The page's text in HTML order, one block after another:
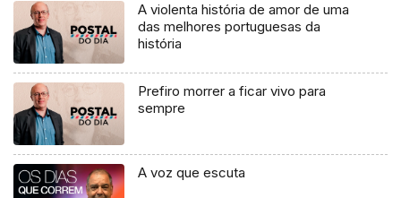
A violenta história de amor de uma
das melhores portuguesas da
história
Prefiro morrer a ficar vivo para
sempre
A voz que escuta